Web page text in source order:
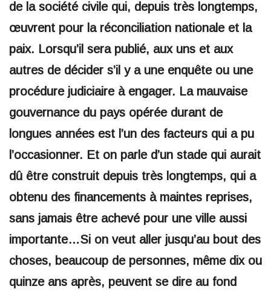
de la société civile qui, depuis très longtemps,
œuvrent pour la réconciliation nationale et la
paix. Lorsqu’il sera publié, aux uns et aux
autres de décider s’il y a une enquête ou une
procédure judiciaire à engager. La mauvaise
gouvernance du pays opérée durant de
longues années est l’un des facteurs qui a pu
l’occasionner. Et on parle d’un stade qui aurait
dû être construit depuis très longtemps, qui a
obtenu des financements à maintes reprises,
sans jamais être achevé pour une ville aussi
importante…Si on veut aller jusqu’au bout des
choses, beaucoup de personnes, même dix ou
quinze ans après, peuvent se dire au fond